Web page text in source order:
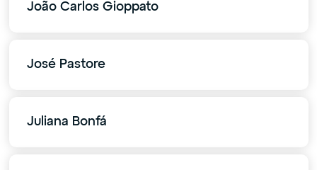
João Carlos Gioppato
José Pastore
Juliana Bonfá